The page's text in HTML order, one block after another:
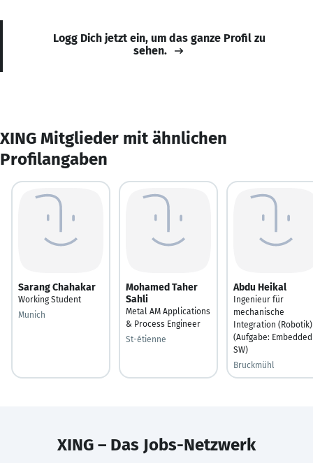
Logg Dich jetzt ein, um das ganze Profil zu
sehen.
XING Mitglieder mit ähnlichen
Profilangaben
Sarang Chahakar
Working Student
Munich
Mohamed Taher
Sahli
Metal AM Applications
& Process Engineer
St-étienne
Abdu Heikal
Ingenieur für
mechanische
Integration (Robotik)
(Aufgabe: Embedded
SW)
Bruckmühl
XING – Das Jobs-Netzwerk